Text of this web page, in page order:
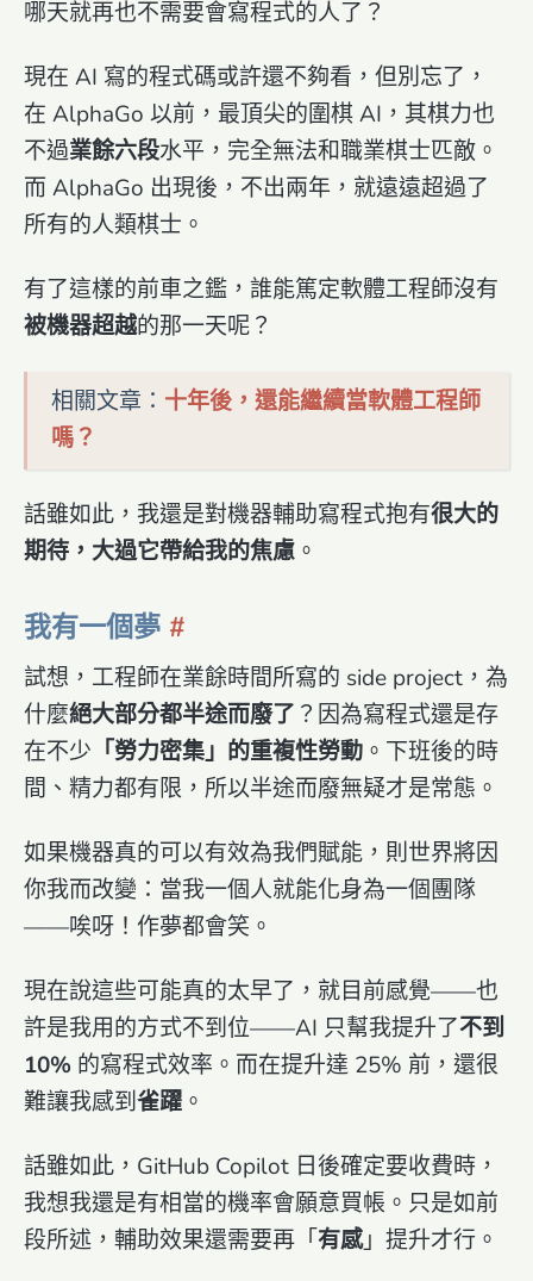
哪天就再也不需要會寫程式的人了？
現在 AI 寫的程式碼或許還不夠看，但別忘了，
在 AlphaGo 以前，最頂尖的圍棋 AI，其棋力也
不過業餘六段水平，完全無法和職業棋士匹敵。
而 AlphaGo 出現後，不出兩年，就遠遠超過了
所有的人類棋士。
有了這樣的前車之鑑，誰能篤定軟體工程師沒有
被機器超越的那一天呢？
相關文章： 十年後，還能繼續當軟體工程師
嗎？
話雖如此，我還是對機器輔助寫程式抱有很大的
期待，大過它帶給我的焦慮 。
我有一個夢
試想，工程師在業餘時間所寫的 side project，為
什麼絕大部分都半途而廢了 ？因為寫程式還是存
在不少 「勞力密集」的重複性勞動 。下班後的時
間、精力都有限，所以半途而廢無疑才是常態。
如果機器真的可以有效為我們賦能，則世界將因
你我而改變：當我一個人就能化身為一個團隊
——唉呀！作夢都會笑。
現在說這些可能真的太早了，就目前感覺——也
許是我用的方式不到位——AI 只幫我提升了不到
10% 的寫程式效率。而在提升達 25% 前，還很
難讓我感到雀躍 。
話雖如此，GitHub Copilot 日後確定要收費時，
我想我還是有相當的機率會願意買帳。只是如前
段所述，輔助效果還需要再「有感」提升才行。